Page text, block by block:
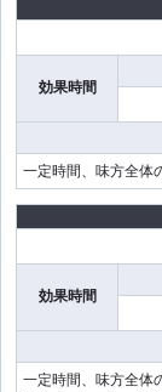
効果時間
一定時間、味方全体
効果時間
一定時間、味方全体